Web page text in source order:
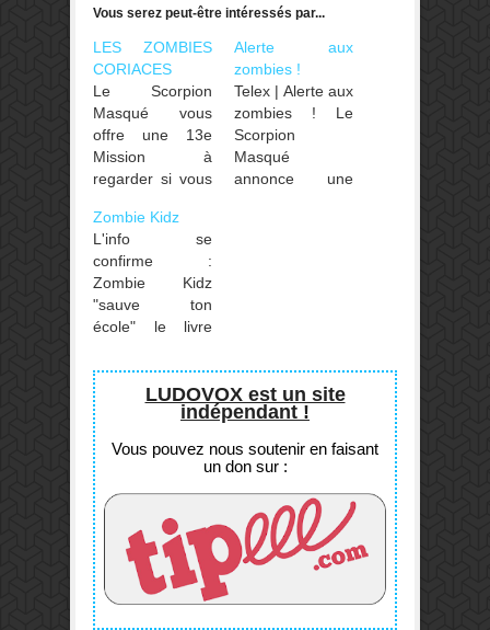
Vous serez peut-être intéressés par...
LES ZOMBIES
CORIACES
Le Scorpion
Masqué vous
offre une 13e
Mission à
regarder si vous
Zombie Kidz
Evolution. Vos
kidz sont accro
au jeu et ont
muté depuis la
1ere enveloppe
dose pour les
faire rechuter...
Alerte aux
zombies !
Telex | Alerte aux
zombies ! Le
Scorpion
Masqué
annonce une
Victor & Anais.
Zombie Kidz
L'info se
confirme :
Zombie Kidz
"sauve ton
école" le livre
héros adapté du
j2s va voir le jour
avec Fabien
Clavel aux
manettes (il était
derrière les livres
Unlock!).
LUDOVOX est un site
indépendant !
Vous pouvez nous soutenir en faisant
un don sur :